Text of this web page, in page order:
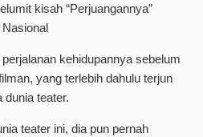
kisah “Perjuangannya”
kehidupannya sebelum
yang terlebih dahulu terjun
dunia teater.
teater ini, dia pun pernah